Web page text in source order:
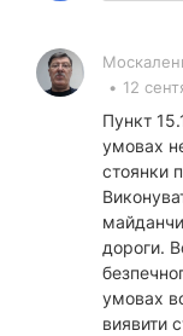
• 12
Пункт
умовах
стоянки
дороги.
умовах
виявити